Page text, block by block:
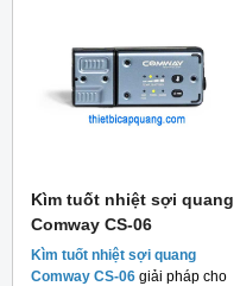
Kìm tuốt nhiệt sợi quang
Comway CS-06
Kìm tuốt nhiệt sợi quang
Comway CS-06 giải pháp cho